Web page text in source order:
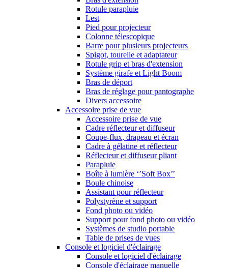
Rotule parapluie
Lest
Pied pour projecteur
Colonne télescopique
Barre pour plusieurs projecteurs
Spigot, tourelle et adaptateur
Rotule grip et bras d'extension
Système girafe et Light Boom
Bras de déport
Bras de réglage pour pantographe
Divers accessoire
Accessoire prise de vue
Accessoire prise de vue
Cadre réflecteur et diffuseur
Coupe-flux, drapeau et écran
Cadre à gélatine et réflecteur
Réflecteur et diffuseur pliant
Parapluie
Boîte à lumière ‘’Soft Box’’
Boule chinoise
Assistant pour réflecteur
Polystyrène et support
Fond photo ou vidéo
Support pour fond photo ou vidéo
Systèmes de studio portable
Table de prises de vues
Console et logiciel d'éclairage
Console et logiciel d'éclairage
Console d'éclairage manuelle